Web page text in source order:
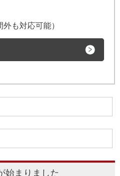
も対応可能）
始まりました